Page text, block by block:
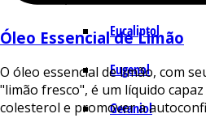
Eucaliptol
Eugenol
Geraniol
Óleo Essencial de Limão
O óleo essencial de limão, com
"limão fresco", é um líquido
colesterol e promover a